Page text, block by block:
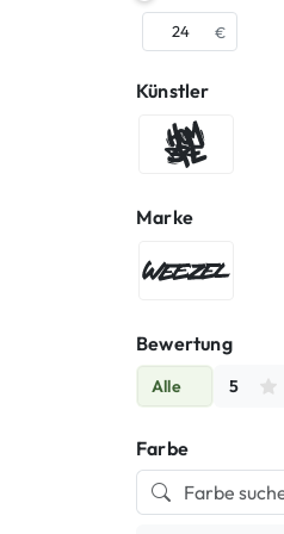
€
Künstler
Hombre SUK
Marke
WEEZEL®
Bewertung
Alle 5
Farbe